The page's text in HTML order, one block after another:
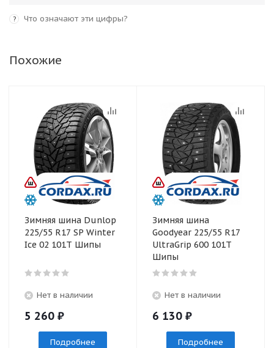
? Что означают эти цифры?
Похожие
Зимняя шина Dunlop
225/55 R17 SP Winter
Ice 02 101T Шипы
Нет в наличии
5 260 ₽
Подробнее
Зимняя шина
Goodyear 225/55 R17
UltraGrip 600 101T
Шипы
Нет в наличии
6 130 ₽
Подробнее